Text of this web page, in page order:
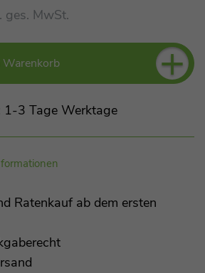
ges. MwSt.
Warenkorb +
1-3 Tage Werktage
Ratenkauf ab dem ersten